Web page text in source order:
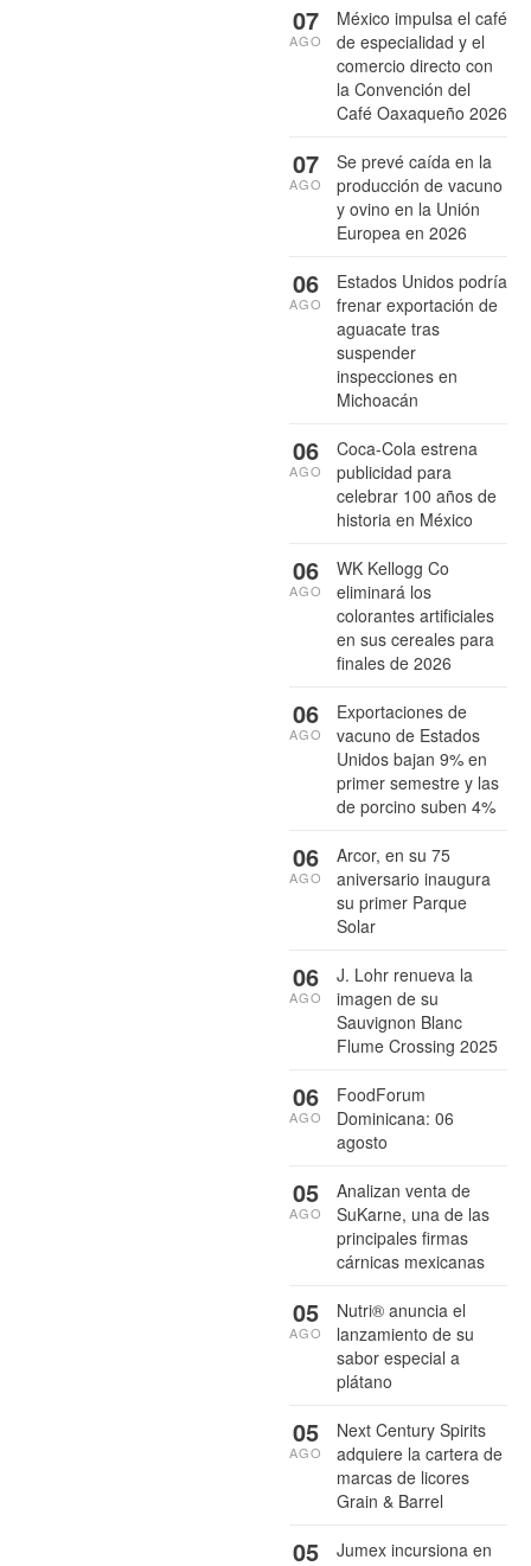
México impulsa el café
de especialidad y el
comercio directo con
la Convención del
Café Oaxaqueño 2026
07
AGO
Se prevé caída en la
producción de vacuno
y ovino en la Unión
Europea en 2026
07
AGO
Estados Unidos podría
frenar exportación de
aguacate tras
suspender
inspecciones en
Michoacán
06
AGO
Coca-Cola estrena
publicidad para
celebrar 100 años de
historia en México
06
AGO
WK Kellogg Co
eliminará los
colorantes artificiales
en sus cereales para
finales de 2026
06
AGO
Exportaciones de
vacuno de Estados
Unidos bajan 9% en
primer semestre y las
de porcino suben 4%
06
AGO
Arcor, en su 75
aniversario inaugura
su primer Parque
Solar
06
AGO
J. Lohr renueva la
imagen de su
Sauvignon Blanc
Flume Crossing 2025
06
AGO
FoodForum
Dominicana: 06
agosto
06
AGO
Analizan venta de
SuKarne, una de las
principales firmas
cárnicas mexicanas
05
AGO
Nutri® anuncia el
lanzamiento de su
sabor especial a
plátano
05
AGO
Next Century Spirits
adquiere la cartera de
marcas de licores
Grain & Barrel
05
AGO
Jumex incursiona en
05